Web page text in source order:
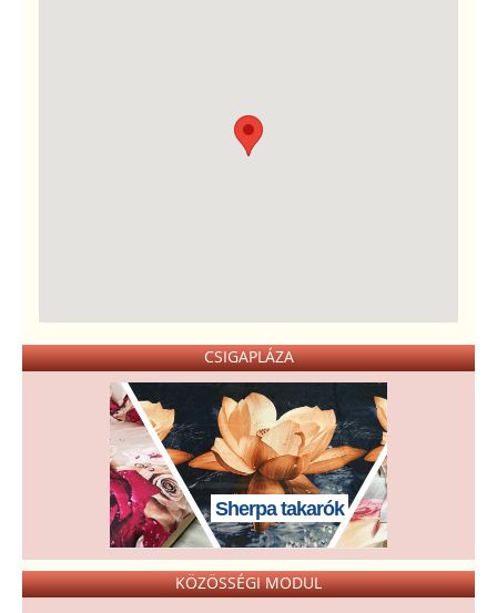
CSIGAPLÁZA
Sherpa takarók
KÖZÖSSÉGI MODUL